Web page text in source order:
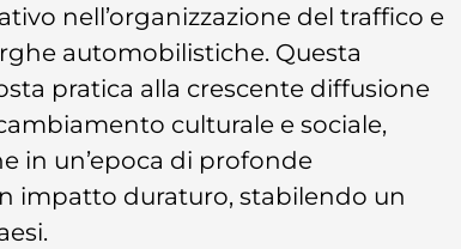
nell’organizzazione del traffico e
automobilistiche. Questa
pratica alla crescente diffusione
culturale e sociale,
in un’epoca di profonde
impatto duraturo, stabilendo un